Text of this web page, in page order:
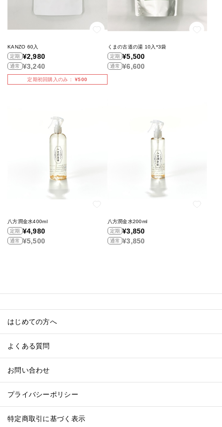
KANZO 60入
定期 ¥2,980
通常 ¥3,240
定期初回購入のみ ¥500
くまの古道の湯 10入*3袋
定期 ¥5,500
通常 ¥6,600
八方潤金水400ml
定期 ¥4,980
通常 ¥5,500
八方潤金水200ml
定期 ¥3,850
通常 ¥3,850
はじめての方へ
よくある質問
お問い合わせ
プライバシーポリシー
特定商取引に基づく表示